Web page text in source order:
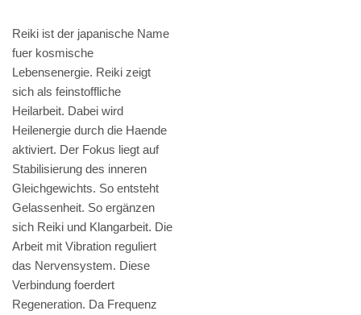
Reiki ist der japanische Name
fuer kosmische
Lebensenergie. Reiki zeigt
sich als feinstoffliche
Heilarbeit. Dabei wird
Heilenergie durch die Haende
aktiviert. Der Fokus liegt auf
Stabilisierung des inneren
Gleichgewichts. So entsteht
Gelassenheit. So ergänzen
sich Reiki und Klangarbeit. Die
Arbeit mit Vibration reguliert
das Nervensystem. Diese
Verbindung foerdert
Regeneration. Da Frequenz